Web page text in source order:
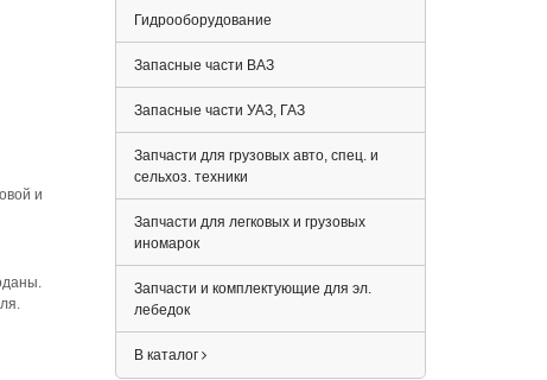
и
Гидрооборудование
Запасные части ВАЗ
Запасные части УАЗ, ГАЗ
Запчасти для грузовых авто, спец. и
сельхоз. техники
Запчасти для легковых и грузовых
иномарок
Запчасти и комплектующие для эл.
лебедок
В каталог